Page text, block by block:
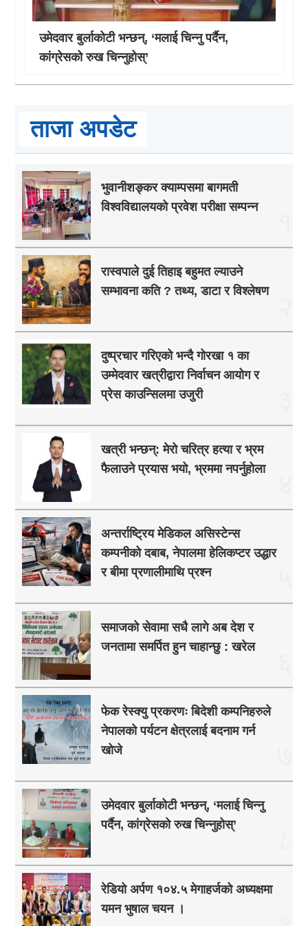
उमेदवार बुर्लाकोटी भन्छन्, ‘मलाई चिन्नु पर्दैन,
कांग्रेसको रुख चिन्नुहोस्’
ताजा अपडेट
भुवानीशङ्कर क्याम्पसमा बागमती
विश्वविद्यालयको प्रवेश परीक्षा सम्पन्न
रास्वपाले दुई तिहाइ बहुमत ल्याउने
सम्भावना कति ? तथ्य, डाटा र विश्लेषण
दुष्प्रचार गरिएको भन्दै गोरखा १ का
उम्मेदवार खत्रीद्वारा निर्वाचन आयोग र
प्रेस काउन्सिलमा उजुरी
खत्री भन्छन्: मेरो चरित्र हत्या र भ्रम
फैलाउने प्रयास भयो, भ्रममा नपर्नुहोला
अन्तर्राष्ट्रिय मेडिकल असिस्टेन्स
कम्पनीको दबाब, नेपालमा हेलिकप्टर उद्धार
र बीमा प्रणालीमाथि प्रश्न
समाजको सेवामा सधै लागे अब देश र
जनतामा समर्पित हुन चाहान्छु : खरेल
फेक रेस्क्यु प्रकरणः बिदेशी कम्पनिहरुले
नेपालको पर्यटन क्षेत्रलाई बदनाम गर्न
खोजे
उमेदवार बुर्लाकोटी भन्छन्, ‘मलाई चिन्नु
पर्दैन, कांग्रेसको रुख चिन्नुहोस्’
रेडियो अर्पण १०४.५ मेगाहर्जको अध्यक्षमा
यमन भुषाल चयन ।